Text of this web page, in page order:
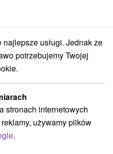
Horný Zemplín
baseny(1)
usługi. Jednak ze
potrzebujemy Twojej
stronach internetowych
używamy plików
.